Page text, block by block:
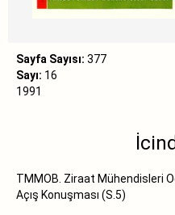
Sayfa Sayısı: 377
Sayı: 16
1991
TMMOB. Ziraat Mühendisleri
Açış Konuşması (S.5)